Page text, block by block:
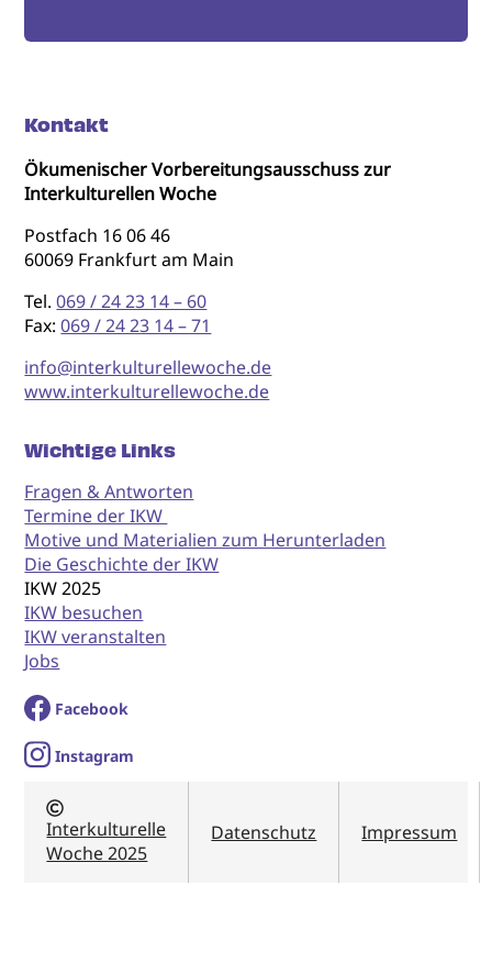
Kontakt
Ökumenischer Vorbereitungsausschuss zur
Interkulturellen Woche
Postfach 16 06 46
60069 Frankfurt am Main
Tel.069 / 24 23 14 – 60
Fax:069 / 24 23 14 – 71
info@interkulturellewoche.de
www.interkulturellewoche.de
Wichtige Links
Fragen & Antworten
Termine der IKW
Motive und Materialien zum Herunterladen
Die Geschichte der IKW
IKW 2025
IKW besuchen
IKW veranstalten
Jobs
Facebook
Instagram
Interkulturelle
Woche 2025
Datenschutz Impressum